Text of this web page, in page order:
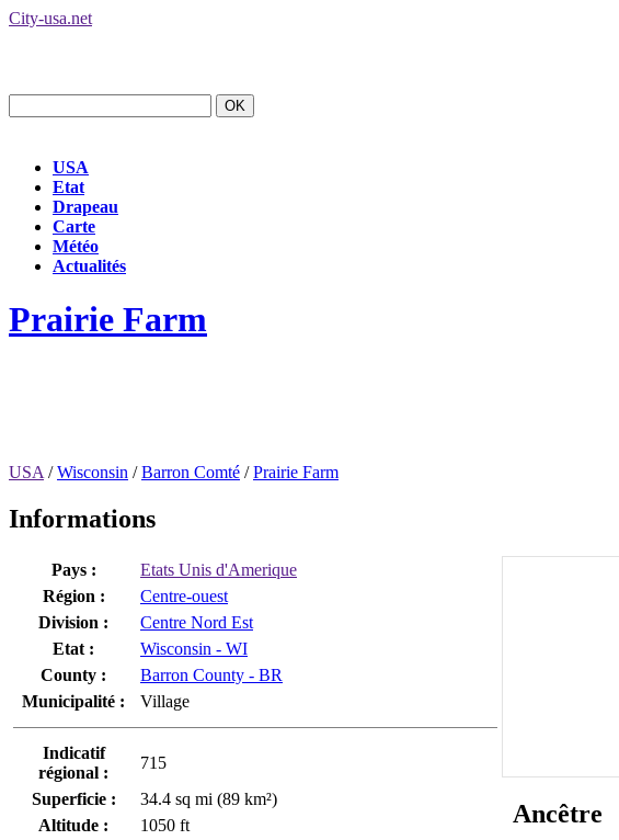
City-usa.net
USA
Etat
Drapeau
Carte
Météo
Actualités
Prairie Farm
USA /Wisconsin /Barron Comté /Prairie Farm
Informations
Pays :
Etats Unis d'Amerique
Région :
Centre-ouest
Division :
Centre Nord Est
Etat :
Wisconsin - WI
County :
Barron County - BR
Municipalité :
Village
Indicatif
régional :
715
Superficie :
34.4 sq mi (89 km²)
Altitude :
1050 ft
Ancêtre